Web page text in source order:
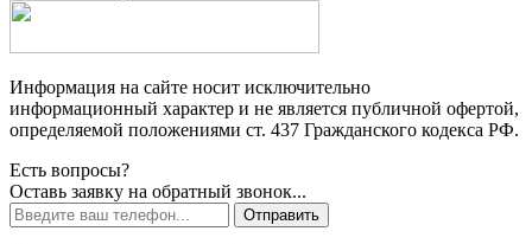
Информация на сайте носит исключительно
информационный характер и не является публичной офертой,
определяемой положениями ст. 437 Гражданского кодекса РФ.
Есть вопросы?
Оставь заявку на обратный звонок...
Отправить